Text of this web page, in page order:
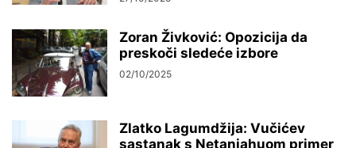
Zoran Živković: Opozicija da
preskoči sledeće izbore
02/10/2025
Zlatko Lagumdžija: Vučićev
sastanak s Netanjahuom primer